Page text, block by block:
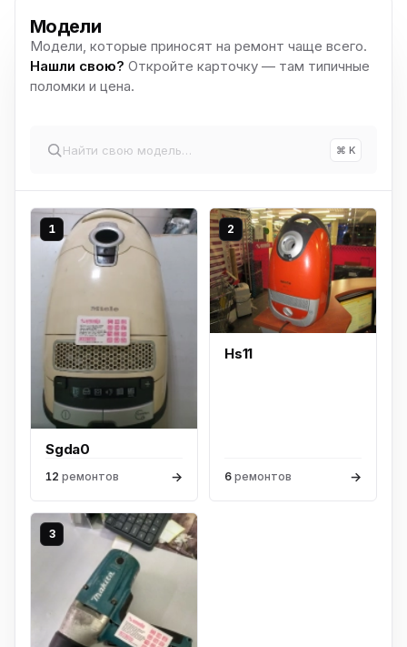
Модели
Модели, которые приносят на ремонт чаще всего.
Нашли свою? Откройте карточку — там типичные
поломки и цена.
⌘ K
1
Sgda0
12 ремонтов →
2
Hs11
6 ремонтов →
3